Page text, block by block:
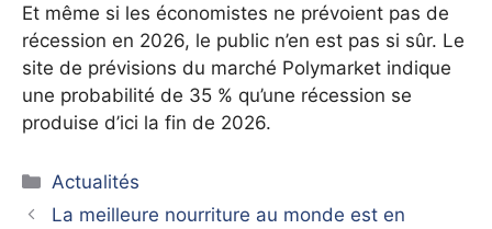
Et même si les économistes ne prévoient pas de
récession en 2026, le public n’en est pas si sûr. Le
site de prévisions du marché Polymarket indique
une probabilité de 35 % qu’une récession se
produise d’ici la fin de 2026.
Catégories
Actualités
La meilleure nourriture au monde est en